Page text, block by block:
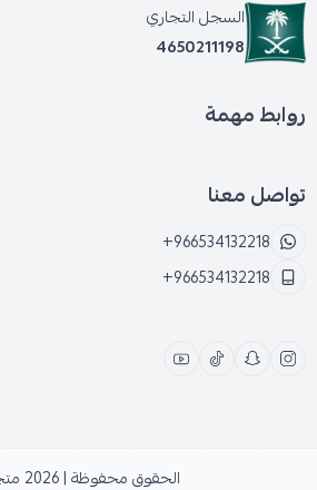
السجل التجاري
4650211198
روابط مهمة
تواصل معنا
+966534132218
+966534132218
الحقوق محفوظة | 2026